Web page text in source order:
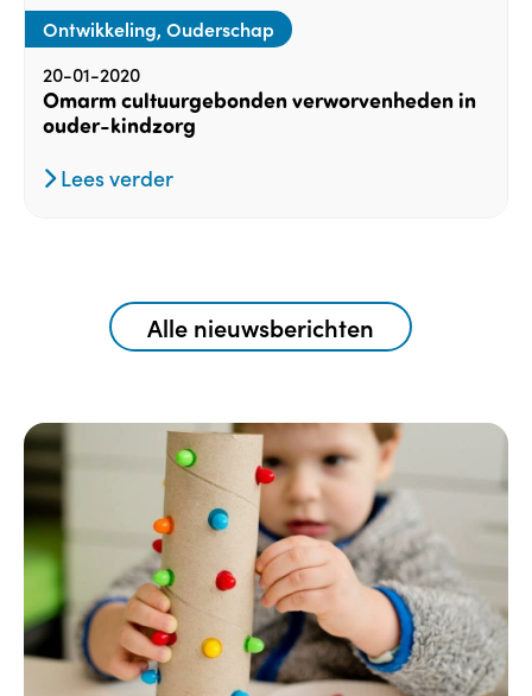
Ontwikkeling, Ouderschap
20-01-2020
Omarm cultuurgebonden verworvenheden in
ouder-kindzorg
Lees verder
Alle nieuwsberichten